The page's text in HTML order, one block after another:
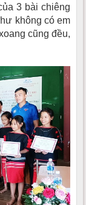
3 bài chiêng
không có em
cũng đều,